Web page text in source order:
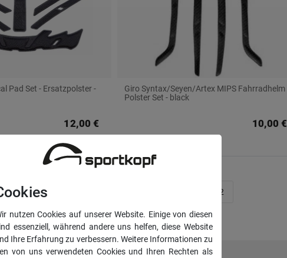
Pad Set - Ersatzpolster -
12,00 €
Giro Syntax/Seyen/Artex MIPS Fahrradhelm
Polster Set - black
10,00 €
2
nutzen Cookies auf unserer Website. Einige von diesen
essenziell, während andere uns helfen, diese Website
Ihre Erfahrung zu verbessern. Weitere Informationen zu
von uns verwendeten Cookies und Ihren Rechten als